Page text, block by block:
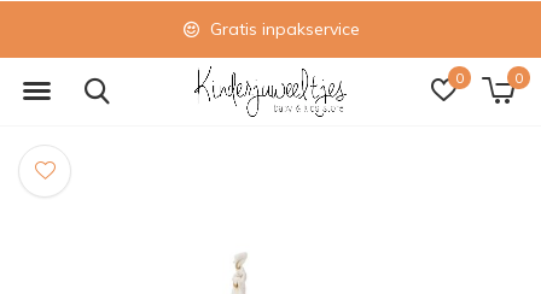
0 0
Gratis inpakservice